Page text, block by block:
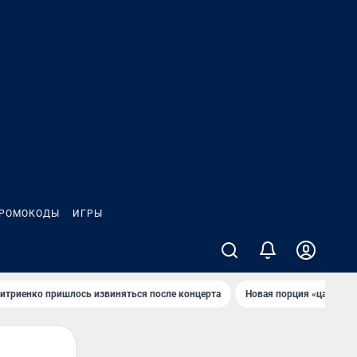
ИГРЫ
пришлось извиняться после концертa Новaя порция «цaрей»